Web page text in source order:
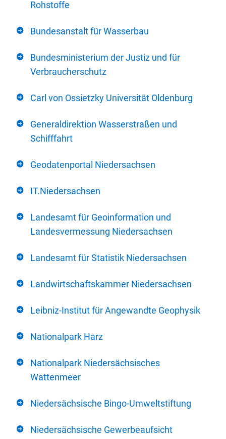
Rohstoffe
Bundesanstalt für Wasserbau
Bundesministerium der Justiz und für
Verbraucherschutz
Carl von Ossietzky Universität Oldenburg
Generaldirektion Wasserstraßen und
Schifffahrt
Geodatenportal Niedersachsen
IT.Niedersachsen
Landesamt für Geoinformation und
Landesvermessung Niedersachsen
Landesamt für Statistik Niedersachsen
Landwirtschaftskammer Niedersachsen
Leibniz-Institut für Angewandte Geophysik
Nationalpark Harz
Nationalpark Niedersächsisches
Wattenmeer
Niedersächsische Bingo-Umweltstiftung
Niedersächsische Gewerbeaufsicht